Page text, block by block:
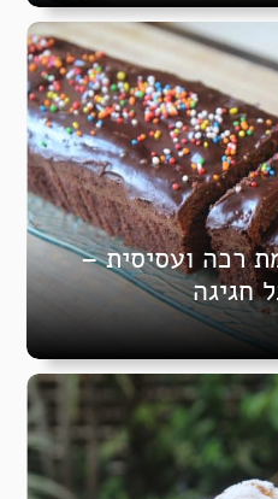
רכה ועסיסית –
חגיגה